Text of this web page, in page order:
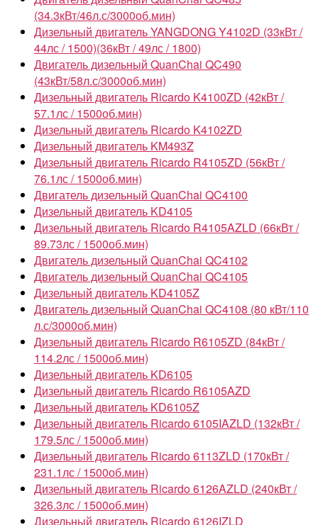
(34.3кВт/46л.с/3000об.мин)
Дизельный двигатель YANGDONG Y4102D (33кВт /
44лс / 1500)(36кВт / 49лс / 1800)
Двигатель дизельный QuanChai QC490
(43кВт/58л.с/3000об.мин)
Дизельный двигатель Ricardo K4100ZD (42кВт /
57.1лс / 1500об.мин)
Дизельный двигатель Ricardo K4102ZD
Дизельный двигатель KM493Z
Дизельный двигатель Ricardo R4105ZD (56кВт /
76.1лс / 1500об.мин)
Двигатель дизельный QuanChai QC4100
Дизельный двигатель KD4105
Дизельный двигатель Ricardo R4105AZLD (66кВт /
89.73лс / 1500об.мин)
Двигатель дизельный QuanChai QC4102
Двигатель дизельный QuanChai QC4105
Дизельный двигатель KD4105Z
Двигатель дизельный QuanChai QC4108 (80 кВт/110
л.с/3000об.мин)
Дизельный двигатель Ricardo R6105ZD (84кВт /
114.2лс / 1500об.мин)
Дизельный двигатель KD6105
Дизельный двигатель Ricardo R6105AZD
Дизельный двигатель KD6105Z
Дизельный двигатель Ricardo 6105IAZLD (132кВт /
179.5лс / 1500об.мин)
Дизельный двигатель Ricardo 6113ZLD (170кВт /
231.1лс / 1500об.мин)
Дизельный двигатель Ricardo 6126AZLD (240кВт /
326.3лс / 1500об.мин)
Дизельный двигатель Ricardo 6126IZLD